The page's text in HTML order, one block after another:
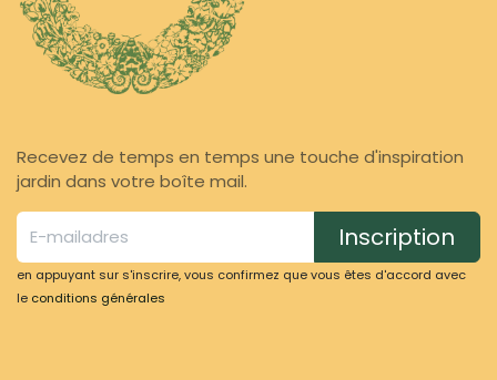
Recevez de temps en temps une touche d'inspiration
jardin dans votre boîte mail.
Inscription
en appuyant sur s'inscrire, vous confirmez que vous êtes d'accord avec
le conditions générales